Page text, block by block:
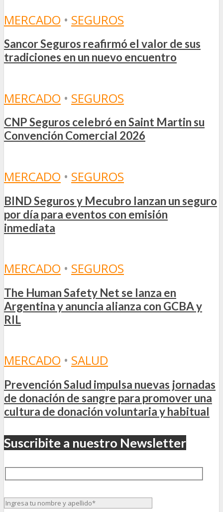
MERCADO • SEGUROS
Sancor Seguros reafirmó el valor de sus
tradiciones en un nuevo encuentro
MERCADO • SEGUROS
CNP Seguros celebró en Saint Martin su
Convención Comercial 2026
MERCADO • SEGUROS
BIND Seguros y Mecubro lanzan un seguro
por día para eventos con emisión
inmediata
MERCADO • SEGUROS
The Human Safety Net se lanza en
Argentina y anuncia alianza con GCBA y
RIL
MERCADO • SALUD
Prevención Salud impulsa nuevas jornadas
de donación de sangre para promover una
cultura de donación voluntaria y habitual
Suscribite a nuestro Newsletter